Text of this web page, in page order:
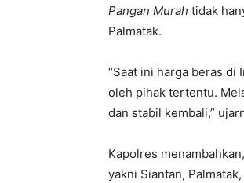
Pangan Murah tidak
Palmatak.
“Saat ini harga beras di
oleh pihak tertentu.
dan stabil kembali,”
Kapolres
yakni Siantan,